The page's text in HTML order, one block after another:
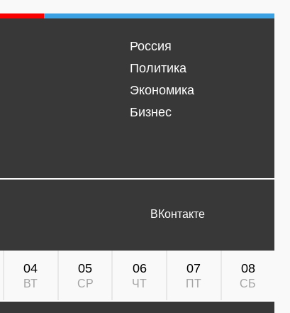
Россия
Политика
Экономика
Бизнес
ВКонтакте
04
ВТ
05
СР
06
ЧТ
07
ПТ
08
СБ